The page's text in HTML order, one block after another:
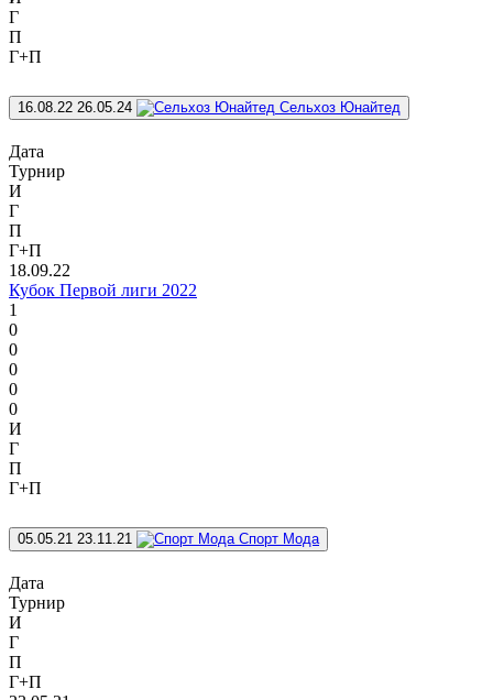
Г
П
Г+П
16.08.22 26.05.24 Сельхоз Юнайтед
Дата
Турнир
И
Г
П
Г+П
18.09.22
Кубок Первой лиги 2022
1
0
0
0
0
0
И
Г
П
Г+П
05.05.21 23.11.21 Спорт Мода
Дата
Турнир
И
Г
П
Г+П